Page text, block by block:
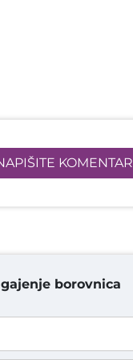
KOMENTAR
borovnica